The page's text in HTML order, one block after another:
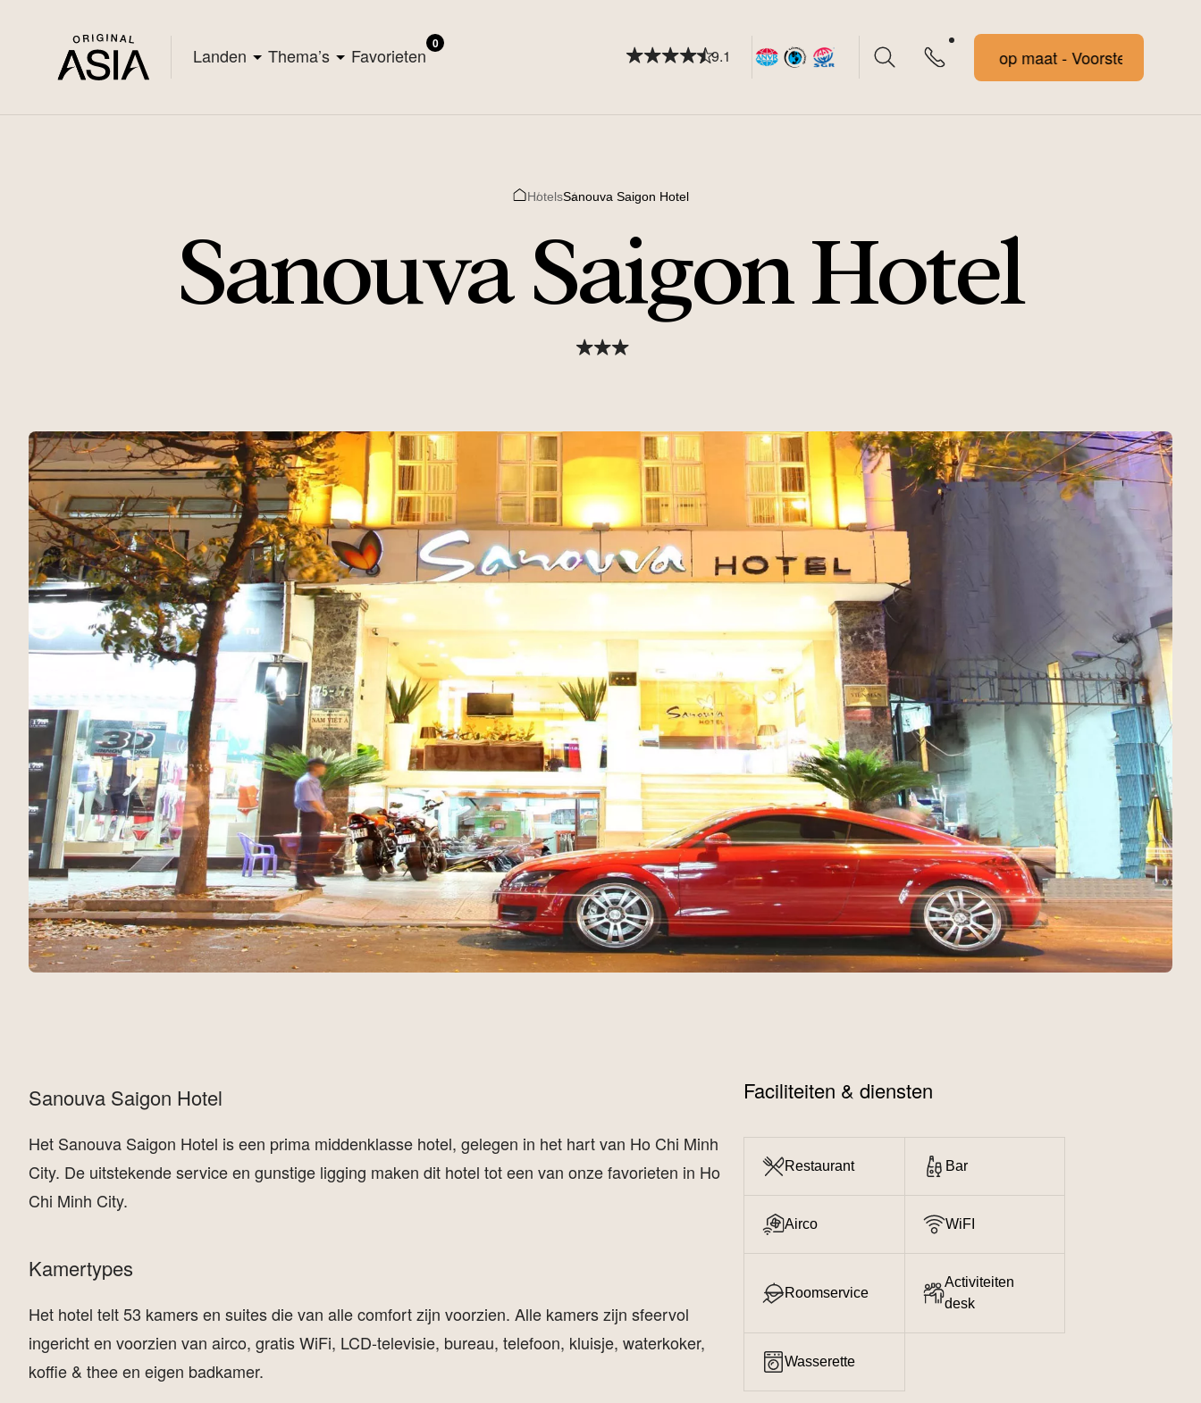
Landen Thema’s Favorieten
0
9.1 Voorstel op maat - Voorstel op maat
HotelsSanouva Saigon Hotel
Sanouva Saigon Hotel
Sanouva Saigon Hotel
Het Sanouva Saigon Hotel is een prima middenklasse hotel, gelegen in het hart van Ho Chi Minh
City. De uitstekende service en gunstige ligging maken dit hotel tot een van onze favorieten in Ho
Chi Minh City.
Kamertypes
Het hotel telt 53 kamers en suites die van alle comfort zijn voorzien. Alle kamers zijn sfeervol
ingericht en voorzien van airco, gratis WiFi, LCD-televisie, bureau, telefoon, kluisje, waterkoker,
koffie & thee en eigen badkamer.
Faciliteiten & diensten
Restaurant Bar
Airco WiFI
Roomservice
Activiteiten
desk
Wasserette